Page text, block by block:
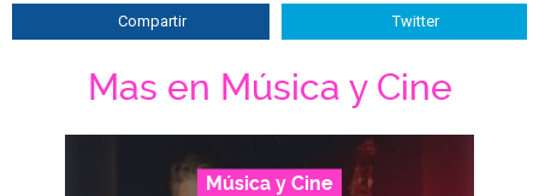
Compartir Twitter
Mas en Música y Cine
Música y Cine